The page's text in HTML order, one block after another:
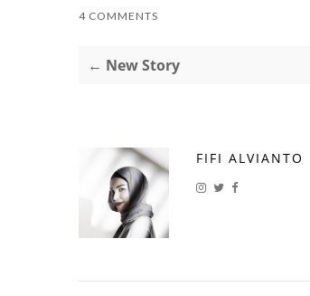
4 COMMENTS
← New Story
FIFI ALVIANTO